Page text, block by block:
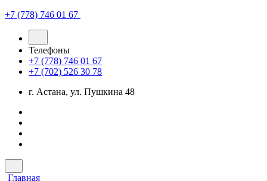
+7 (778) 746 01 67
Телефоны
+7 (778) 746 01 67
+7 (702) 526 30 78
г. Астана, ул. Пушкина 48
Главная